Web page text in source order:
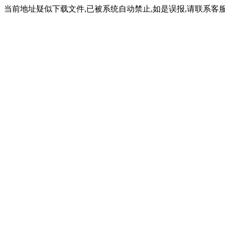
当前地址疑似下载文件,已被系统自动禁止,如是误报,请联系客